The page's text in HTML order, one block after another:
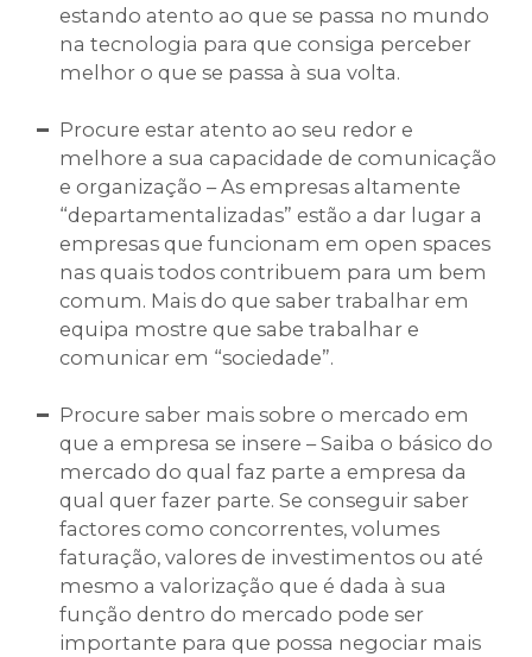
estando atento ao que se passa no mundo
na tecnologia para que consiga perceber
melhor o que se passa à sua volta.
Procure estar atento ao seu redor e
melhore a sua capacidade de comunicação
e organização – As empresas altamente
“departamentalizadas” estão a dar lugar a
empresas que funcionam em open spaces
nas quais todos contribuem para um bem
comum. Mais do que saber trabalhar em
equipa mostre que sabe trabalhar e
comunicar em “sociedade”.
Procure saber mais sobre o mercado em
que a empresa se insere – Saiba o básico do
mercado do qual faz parte a empresa da
qual quer fazer parte. Se conseguir saber
factores como concorrentes, volumes
faturação, valores de investimentos ou até
mesmo a valorização que é dada à sua
função dentro do mercado pode ser
importante para que possa negociar mais